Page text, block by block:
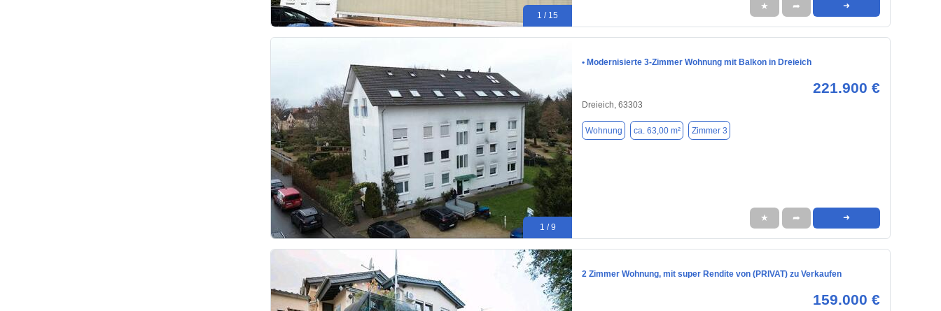
1 / 15
★ ➦ ➜
1 / 9
• Modernisierte 3-Zimmer Wohnung mit Balkon in Dreieich
221.900 €
Dreieich, 63303
Wohnung ca. 63,00 m² Zimmer 3
★ ➦ ➜
2 Zimmer Wohnung, mit super Rendite von (PRIVAT) zu Verkaufen
159.000 €